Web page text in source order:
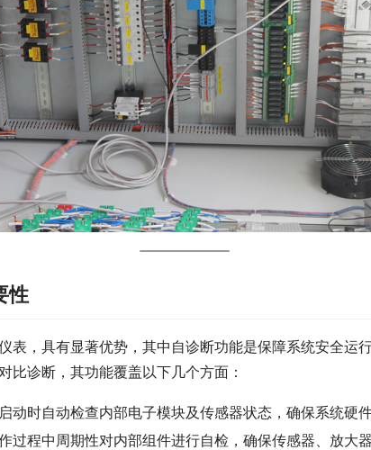
性
，具有显著优势，其中自诊断功能是保障系统安全运
比诊断，其功能覆盖以下几个方面：
动时自动检查内部电子模块及传感器状态，确保系统硬
过程中周期性对内部组件进行自检，确保传感器、放大